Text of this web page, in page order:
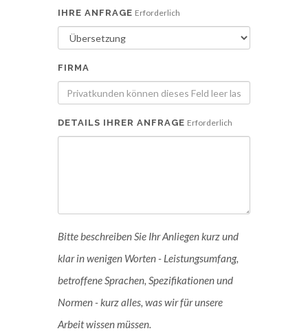
IHRE ANFRAGE Erforderlich
FIRMA
DETAILS IHRER ANFRAGE Erforderlich
Bitte beschreiben Sie Ihr Anliegen kurz und
klar in wenigen Worten - Leistungsumfang,
betroffene Sprachen, Spezifikationen und
Normen - kurz alles, was wir für unsere
Arbeit wissen müssen.